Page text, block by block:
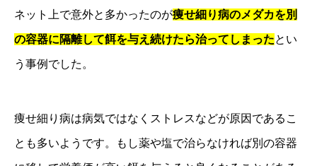
ネット上で意外と多かったのが痩せ細り病のメダカを別
の容器に隔離して餌を与え続けたら治ってしまったとい
う事例でした。
痩せ細り病は病気ではなくストレスなどが原因であるこ
とも多いようです。もし薬や塩で治らなければ別の容器